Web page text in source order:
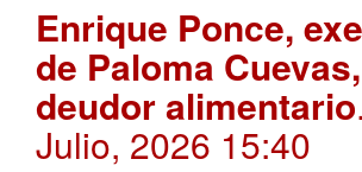
Enrique Ponce,
de Paloma
deudor alimentario
Julio, 2026 15:40